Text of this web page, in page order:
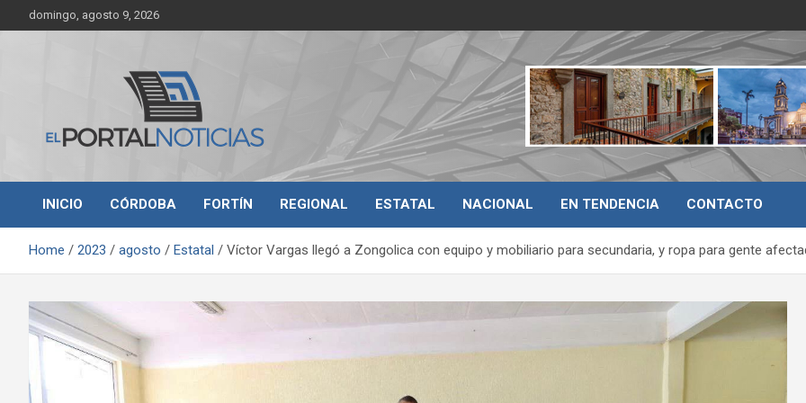
to
domingo, agosto 9, 2026
El Portal Noticias
INICIO CÓRDOBA FORTÍN REGIONAL ESTATAL NACIONAL EN TENDENCIA CONTACTO
Home 2023 agosto Estatal Víctor Vargas llegó a Zongolica con equipo y mobiliario para secundaria, y ropa para gente